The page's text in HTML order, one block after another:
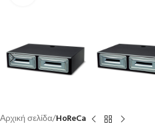
Αρχική σελίδα HoReCa